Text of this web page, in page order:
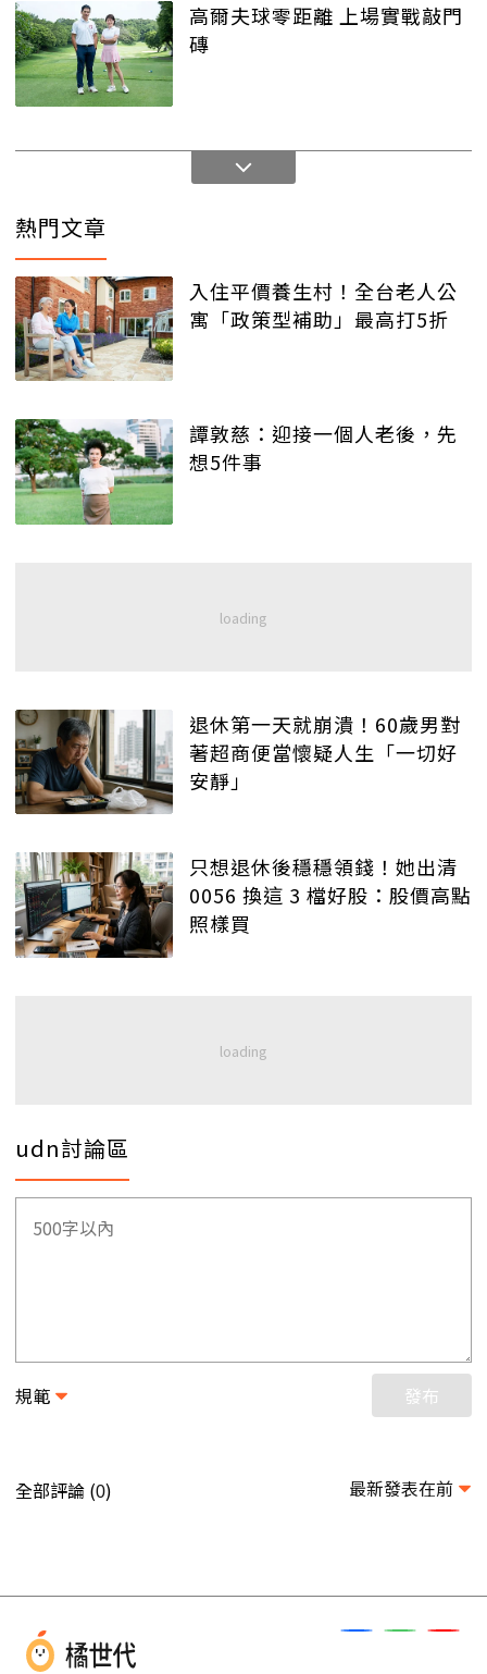
高爾夫球零距離 上場實戰敲門
磚
熱門文章
入住平價養生村！全台老人公
寓「政策型補助」最高打5折
譚敦慈：迎接一個人老後，先
想5件事
退休第一天就崩潰！60歲男對
著超商便當懷疑人生「一切好
安靜」
只想退休後穩穩領錢！她出清
0056 換這 3 檔好股：股價高點
照樣買
udn討論區
規範 發布
全部評論 (0) 最新發表在前